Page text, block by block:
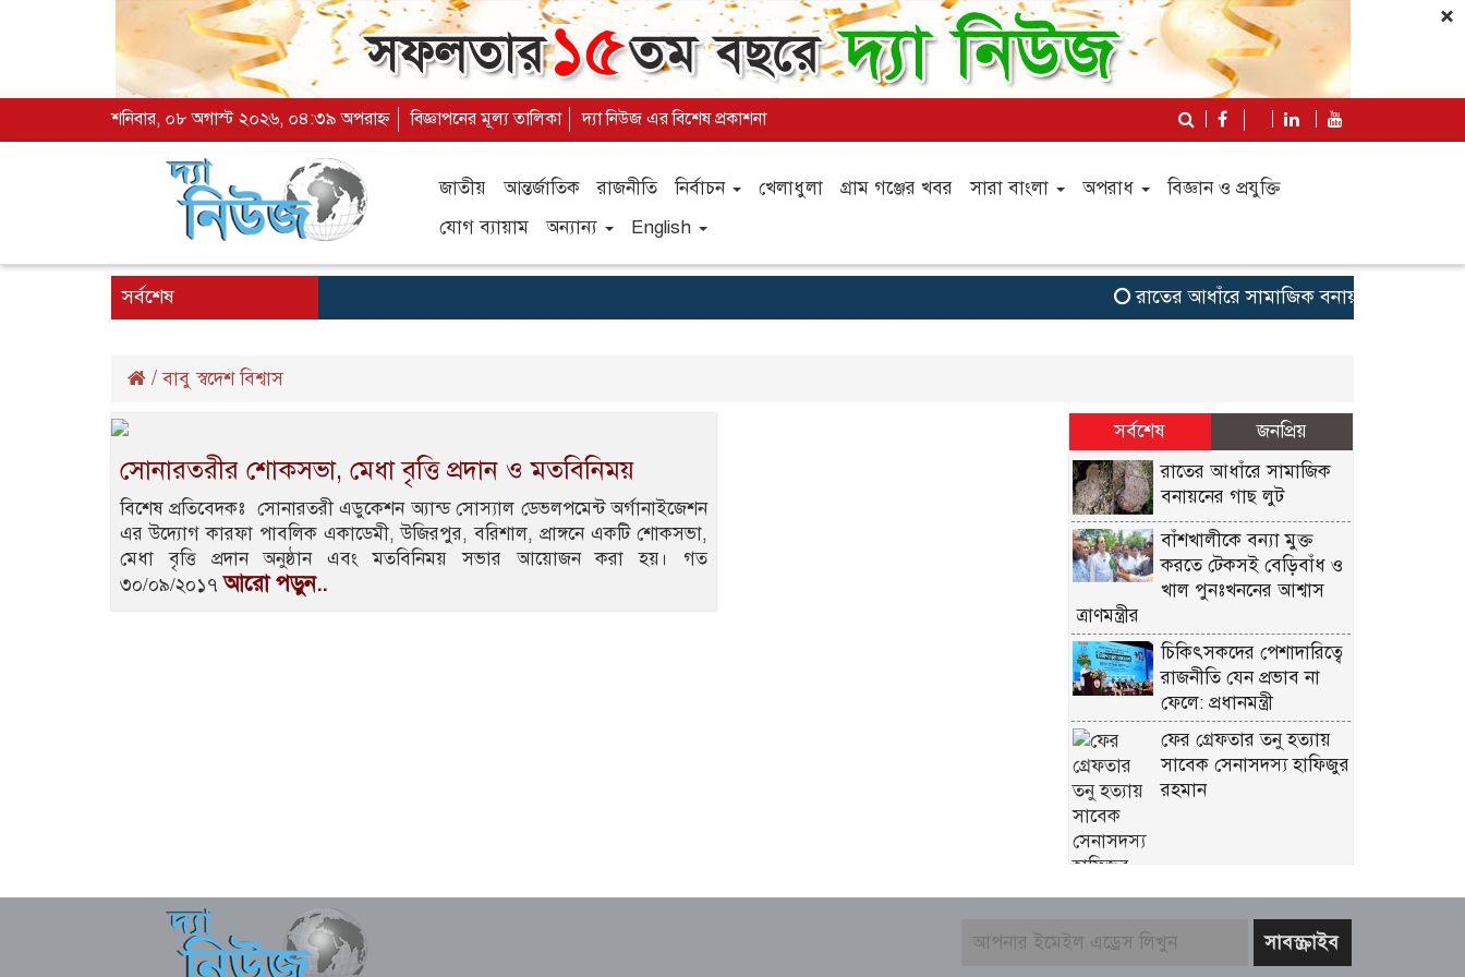
×
শনিবার, ০৮ অগাস্ট ২০২৬, ০৪:৩৯ অপরাহ্ন বিজ্ঞাপনের মূল্য তালিকা দ্যা নিউজ এর বিশেষ প্রকাশনা
জাতীয় আন্তর্জাতিক রাজনীতি নির্বাচন খেলাধুলা গ্রাম গঞ্জের খবর সারা বাংলা অপরাধ
বিজ্ঞান ও প্রযুক্তি
যোগ ব্যায়াম
অন্যান্য English
সর্বশেষ রাতের আধাঁরে সামাজিক বনায়নের গাছ লুট
/বাবু স্বদেশ বিশ্বাস
সোনারতরীর শোকসভা, মেধা বৃত্তি প্রদান ও মতবিনিময়
বিশেষ প্রতিবেদকঃ সোনারতরী এডুকেশন অ্যান্ড সোস্যাল ডেভলপমেন্ট অর্গানাইজেশন
এর উদ্যোগ কারফা পাবলিক একাডেমী, উজিরপুর, বরিশাল, প্রাঙ্গনে একটি শোকসভা,
মেধা বৃত্তি প্রদান অনুষ্ঠান এবং মতবিনিময় সভার আয়োজন করা হয়। গত
৩০/০৯/২০১৭আরো পড়ুন..
সর্বশেষ
জনপ্রিয়
রাতের আধাঁরে সামাজিক
বনায়নের গাছ লুট
বাঁশখালীকে বন্যা মুক্ত
করতে টেকসই বেড়িবাঁধ ও
খাল পুনঃখননের আশ্বাস
ত্রাণমন্ত্রীর
চিকিৎসকদের পেশাদারিত্বে
রাজনীতি যেন প্রভাব না
ফেলে: প্রধানমন্ত্রী
ফের গ্রেফতার তনু হত্যায়
সাবেক সেনাসদস্য হাফিজুর
রহমান
বাজার সিন্ডিকেট ও
মজুতদারি করলেই কঠোর